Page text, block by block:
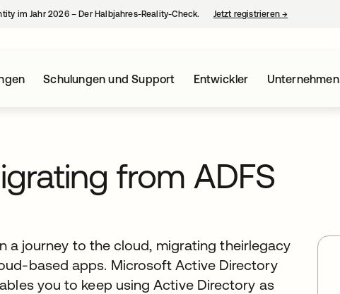
im Jahr 2026 – Der Halbjahres-Reality-Check. Jetzt registrieren→
Schulungen und Support Entwickler Unternehmen
from ADFS
a journey to the cloud, migrating theirlegacy
based apps. Microsoft Active Directory
you to keep using Active Directory as